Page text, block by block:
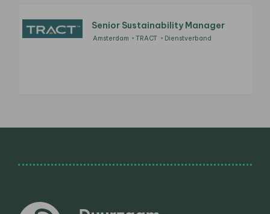
Senior Sustainability Manager
Amsterdam TRACT Dienstverband